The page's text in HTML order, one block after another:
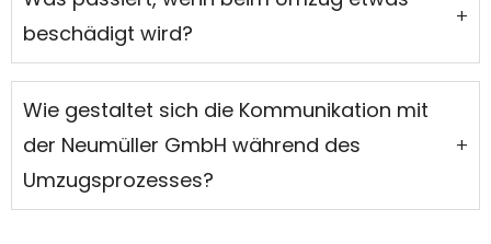
beschädigt wird?
+
Wie gestaltet sich die Kommunikation mit
der Neumüller GmbH während des
Umzugsprozesses?
+